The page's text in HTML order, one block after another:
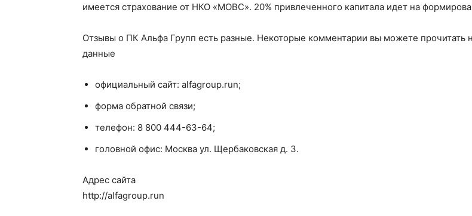
имеется страхование от НКО «МОВС». 20% привлеченного капитала идет на
Отзывы о ПК Альфа Групп есть разные. Некоторые комментарии вы можете прочитать
данные
официальный сайт: alfagroup.run;
форма обратной связи;
телефон: 8 800 444-63-64;
головной офис: Москва ул. Щербаковская д. 3.
Адрес сайта
http://alfagroup.run